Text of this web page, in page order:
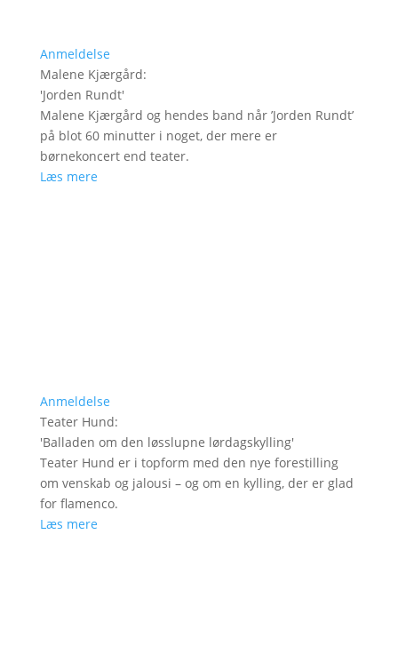
Anmeldelse
Malene Kjærgård:
'Jorden Rundt'
Malene Kjærgård og hendes band når ’Jorden Rundt’
på blot 60 minutter i noget, der mere er
børnekoncert end teater.
Læs mere
Anmeldelse
Teater Hund:
'Balladen om den løsslupne lørdagskylling'
Teater Hund er i topform med den nye forestilling
om venskab og jalousi – og om en kylling, der er glad
for flamenco.
Læs mere